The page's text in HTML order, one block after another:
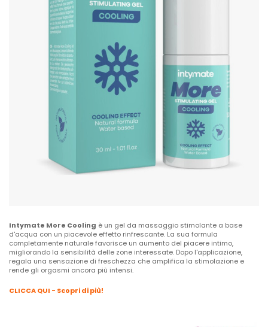
Intymate More Cooling è un gel da massaggio stimolante a base
d'acqua con un piacevole effetto rinfrescante. La sua formula
completamente naturale favorisce un aumento del piacere intimo,
migliorando la sensibilità delle zone interessate. Dopo l'applicazione,
regala una sensazione di freschezza che amplifica la stimolazione e
rende gli orgasmi ancora più intensi.
CLICCA QUI - Scopri di più!